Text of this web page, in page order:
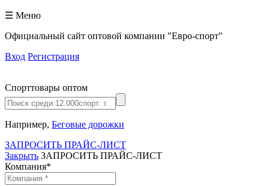
☰ Меню
Официальный сайт оптовой компании "Евро-спорт"
Вход Регистрация
Спорттовары оптом
Например, Беговые дорожки
ЗАПРОСИТЬ ПРАЙС-ЛИСТ
Закрыть ЗАПРОСИТЬ ПРАЙС-ЛИСТ
Компания*